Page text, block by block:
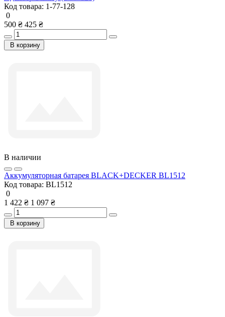
Код товара: 1-77-128
0
500 ₴ 425 ₴
В корзину
В наличии
Аккумуляторная батарея BLACK+DECKER BL1512
Код товара: BL1512
0
1 422 ₴ 1 097 ₴
В корзину